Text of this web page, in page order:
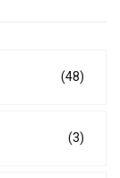
(48)
(3)